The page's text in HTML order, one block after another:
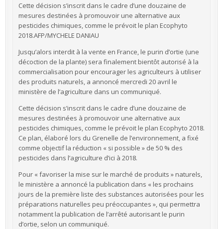
Cette décision s’inscrit dans le cadre d’une douzaine de
mesures destinées à promouvoir une alternative aux
pesticides chimiques, comme le prévoit le plan Ecophyto
2018.AFP/MYCHELE DANIAU
Jusqu’alors interdit à la vente en France, le purin d’ortie (une
décoction de la plante) sera finalement bientôt autorisé à la
commercialisation pour encourager les agriculteurs à utiliser
des produits naturels, a annoncé mercredi 20 avril le
ministère de l’agriculture dans un communiqué.
Cette décision s’inscrit dans le cadre d’une douzaine de
mesures destinées à promouvoir une alternative aux
pesticides chimiques, comme le prévoit le plan Ecophyto 2018.
Ce plan, élaboré lors du Grenelle de l’environnement, a fixé
comme objectif la réduction « si possible » de 50 % des
pesticides dans l’agriculture d’ici à 2018.
Pour « favoriser la mise sur le marché de produits » naturels,
le ministère a annoncé la publication dans « les prochains
jours de la première liste des substances autorisées pour les
préparations naturelles peu préoccupantes », qui permettra
notamment la publication de l’arrêté autorisant le purin
d’ortie, selon un communiqué.